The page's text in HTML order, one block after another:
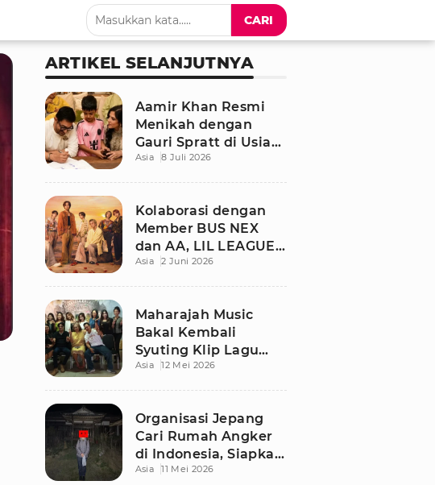
CARI
ARTIKEL SELANJUTNYA
Aamir Khan Resmi
Menikah dengan
Gauri Spratt di Usia
61 Tahun, Momen
Asia 8 Juli 2026
Kolaborasi dengan
Member BUS NEX
dan AA, LIL LEAGUE
Rilis Single Musim
Asia 2 Juni 2026
Maharajah Music
Bakal Kembali
Syuting Klip Lagu
Terbaru di Bali
Asia 12 Mei 2026
Organisasi Jepang
Cari Rumah Angker
di Indonesia, Siapkan
Imbalan Rp50 Juta
Asia 11 Mei 2026